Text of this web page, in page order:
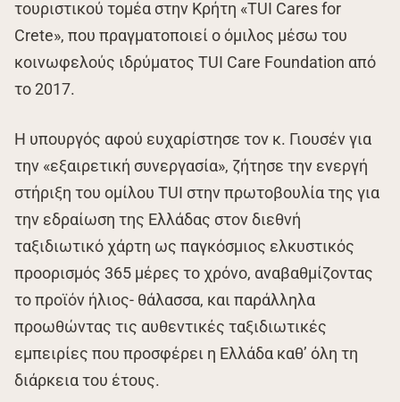
τουριστικού τομέα στην Κρήτη «TUI Cares for
Crete», που πραγματοποιεί ο όμιλος μέσω του
κοινωφελούς ιδρύματος TUI Care Foundation από
το 2017.
Η υπουργός αφού ευχαρίστησε τον κ. Γιουσέν για
την «εξαιρετική συνεργασία», ζήτησε την ενεργή
στήριξη του ομίλου TUI στην πρωτοβουλία της για
την εδραίωση της Ελλάδας στον διεθνή
ταξιδιωτικό χάρτη ως παγκόσμιος ελκυστικός
προορισμός 365 μέρες το χρόνο, αναβαθμίζοντας
το προϊόν ήλιος- θάλασσα, και παράλληλα
προωθώντας τις αυθεντικές ταξιδιωτικές
εμπειρίες που προσφέρει η Ελλάδα καθ’ όλη τη
διάρκεια του έτους.